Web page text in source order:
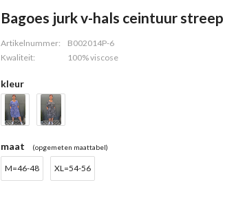
Bagoes jurk v-hals ceintuur streep
Artikelnummer:
B002014P-6
Kwaliteit:
100% viscose
kleur
maat (opgemeten maattabel)
M=46-48 XL=54-56